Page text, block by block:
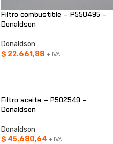
Filtro combustible – P550495 –
Donaldson
Donaldson
$ 22.661,88 + IVA
Filtro aceite – P502549 –
Donaldson
Donaldson
$ 45.680,64 + IVA